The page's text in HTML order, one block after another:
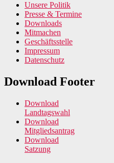
Unsere Politik
Presse & Termine
Downloads
Mitmachen
Geschäftsstelle
Impressum
Datenschutz
Download Footer
Download
Landtagswahl
Download
Mitgliedsantrag
Download
Satzung